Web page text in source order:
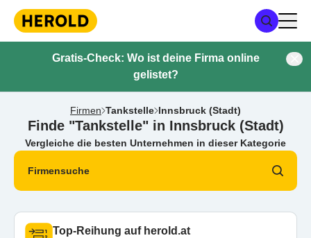
Gratis-Check: Wo ist deine Firma online
gelistet?
Firmen Tankstelle Innsbruck (Stadt)
Finde "Tankstelle" in Innsbruck (Stadt)
Vergleiche die besten Unternehmen in dieser Kategorie
Firmensuche
Top-Reihung auf herold.at